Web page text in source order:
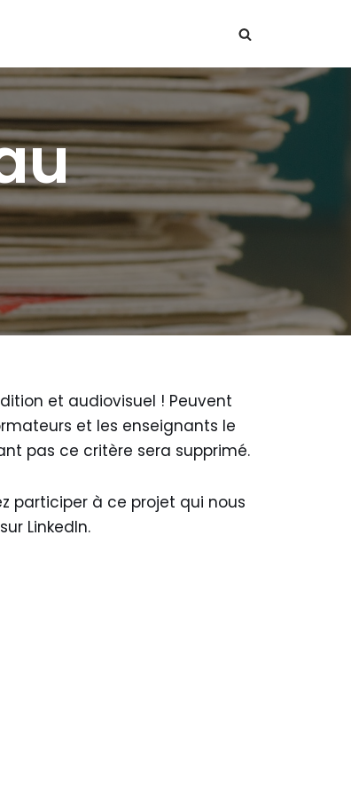
et audiovisuel ! Peuvent
et les enseignants le
pas ce critère sera supprimé.
participer à ce projet qui nous
LinkedIn.